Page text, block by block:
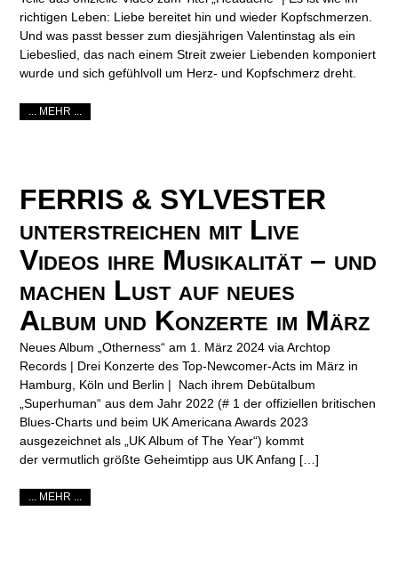
richtigen Leben: Liebe bereitet hin und wieder Kopfschmerzen.
Und was passt besser zum diesjährigen Valentinstag als ein
Liebeslied, das nach einem Streit zweier Liebenden komponiert
wurde und sich gefühlvoll um Herz- und Kopfschmerz dreht.
... MEHR ...
FERRIS & SYLVESTER
unterstreichen mit Live
Videos ihre Musikalität – und
machen Lust auf neues
Album und Konzerte im März
Neues Album „Otherness“ am 1. März 2024 via Archtop
Records | Drei Konzerte des Top-Newcomer-Acts im März in
Hamburg, Köln und Berlin | Nach ihrem Debütalbum
„Superhuman“ aus dem Jahr 2022 (# 1 der offiziellen britischen
Blues-Charts und beim UK Americana Awards 2023
ausgezeichnet als „UK Album of The Year“) kommt
der vermutlich größte Geheimtipp aus UK Anfang […]
... MEHR ...